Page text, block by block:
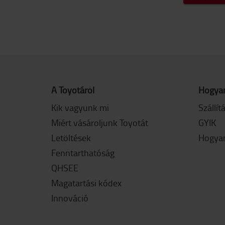
A Toyotáról
Kik vagyunk mi
Miért vásároljunk Toyotát
Letöltések
Fenntarthatóság
QHSEE
Magatartási kódex
Innováció
GYIK